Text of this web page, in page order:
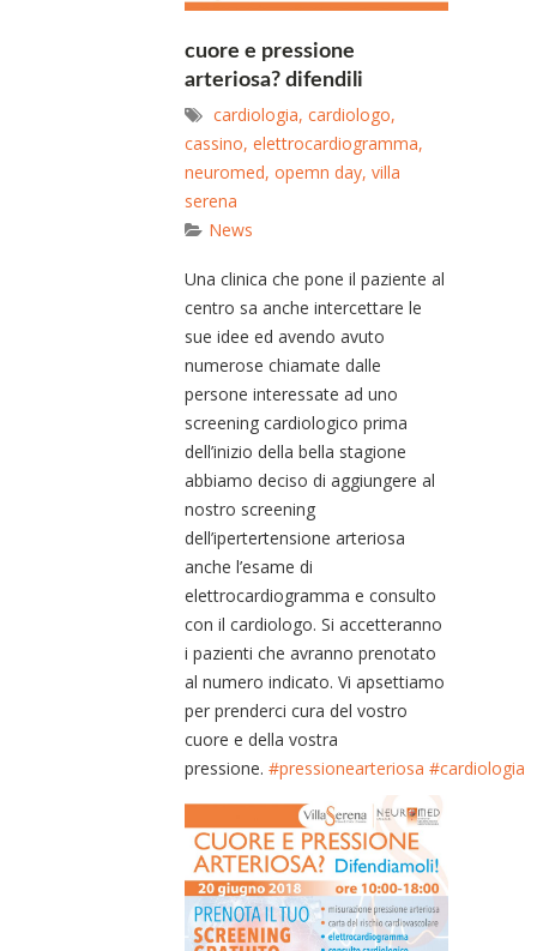
cuore e pressione
arteriosa? difendili
cardiologia, cardiologo,
cassino, elettrocardiogramma,
neuromed, opemn day, villa
serena
News
Una clinica che pone il paziente al
centro sa anche intercettare le
sue idee ed avendo avuto
numerose chiamate dalle
persone interessate ad uno
screening cardiologico prima
dell’inizio della bella stagione
abbiamo deciso di aggiungere al
nostro screening
dell’ipertertensione arteriosa
anche l’esame di
elettrocardiogramma e consulto
con il cardiologo. Si accetteranno
i pazienti che avranno prenotato
al numero indicato. Vi apsettiamo
per prenderci cura del vostro
cuore e della vostra
pressione. #pressionearteriosa #cardiologia